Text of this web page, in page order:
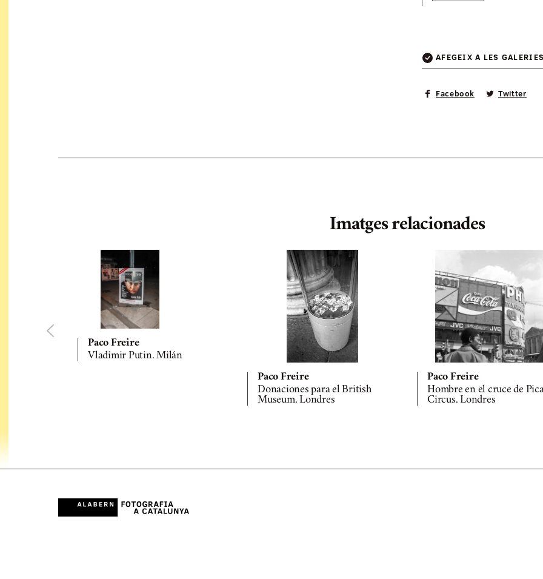
AFEGEIX A LES
Facebook Twitter
Imatges relacionades
Paco Freire
Vladimir Putin. Milán
Paco Freire
Donaciones para el British
Museum. Londres
Paco Freire
Hombre en el cruce de
Circus. Londres